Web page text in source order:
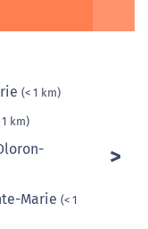
(< 1 km)
1 km)
Marie (< 1